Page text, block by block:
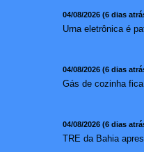
04/08/2026 (6 dias
04/08/2026 (6 dias
04/08/2026 (6 dias